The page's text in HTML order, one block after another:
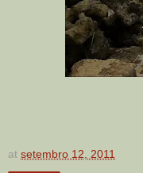
at setembro 12, 2011